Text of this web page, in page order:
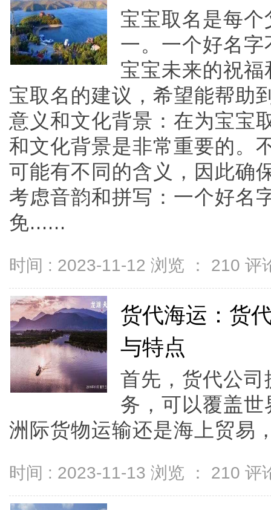
宝宝取名是每
一。一个好名
宝宝未来的祝
宝取名的建议，希望能帮助
意义和文化背景：在为宝宝
和文化背景是非常重要的。
可能有不同的含义，因此确
考虑音韵和拼写：一个好名
免......
时间 : 2023-11-12 浏览 ： 210 评
货代海运：货
与特点
首先，货代公
务，可以覆盖
洲际货物运输还是海上贸易
时间 : 2023-11-13 浏览 ： 210 评